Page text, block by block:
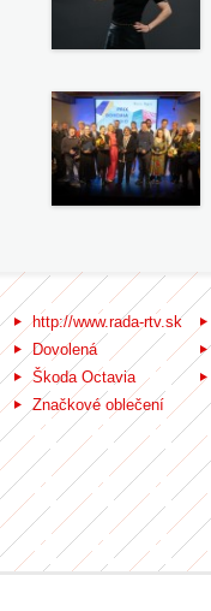
http://www.rada-rtv.sk
Dovolená
Škoda Octavia
Značkové oblečení